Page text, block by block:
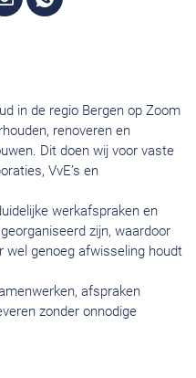
in de regio Bergen op Zoom
renoveren en
Dit doen wij voor vaste
VvE’s en
werkafspraken en
zijn, waardoor
wel genoeg afwisseling houdt
afspraken
zonder onnodige